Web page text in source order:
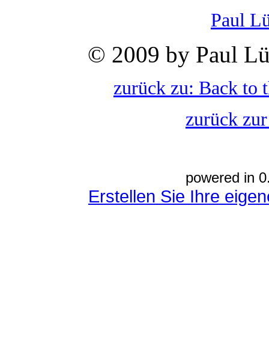
Paul
© 2009 by Paul
zurück zu: Back to
zurück
powered in
Erstellen Sie Ihre